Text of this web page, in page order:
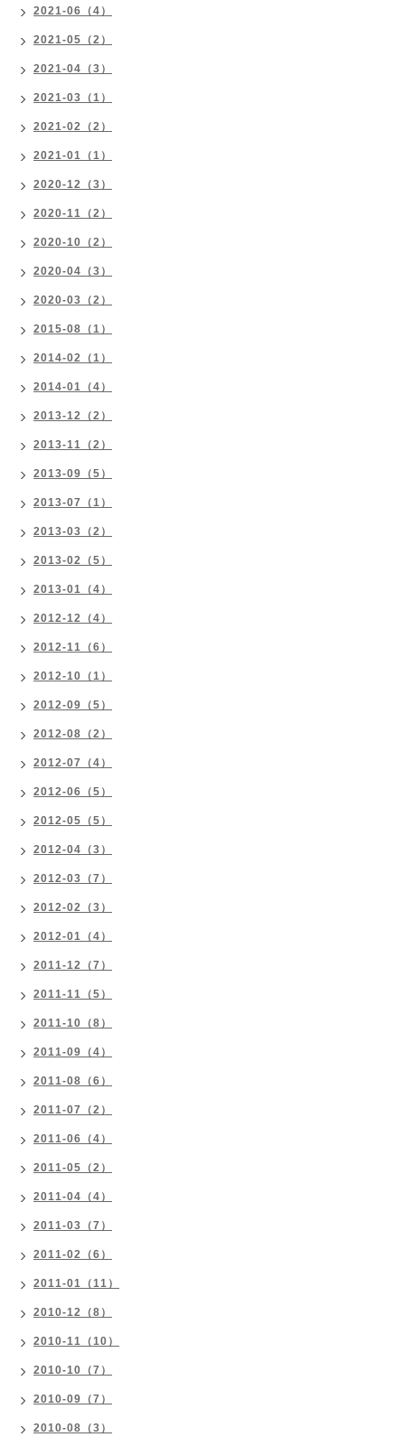
2021-06（4）
2021-05（2）
2021-04（3）
2021-03（1）
2021-02（2）
2021-01（1）
2020-12（3）
2020-11（2）
2020-10（2）
2020-04（3）
2020-03（2）
2015-08（1）
2014-02（1）
2014-01（4）
2013-12（2）
2013-11（2）
2013-09（5）
2013-07（1）
2013-03（2）
2013-02（5）
2013-01（4）
2012-12（4）
2012-11（6）
2012-10（1）
2012-09（5）
2012-08（2）
2012-07（4）
2012-06（5）
2012-05（5）
2012-04（3）
2012-03（7）
2012-02（3）
2012-01（4）
2011-12（7）
2011-11（5）
2011-10（8）
2011-09（4）
2011-08（6）
2011-07（2）
2011-06（4）
2011-05（2）
2011-04（4）
2011-03（7）
2011-02（6）
2011-01（11）
2010-12（8）
2010-11（10）
2010-10（7）
2010-09（7）
2010-08（3）